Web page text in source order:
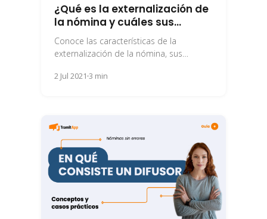
¿Qué es la externalización de
la nómina y cuáles sus
ventajas?
Conoce las características de la
externalización de la nómina, sus
plantearse llevarla a cabo.
2 Jul 2021 3 min